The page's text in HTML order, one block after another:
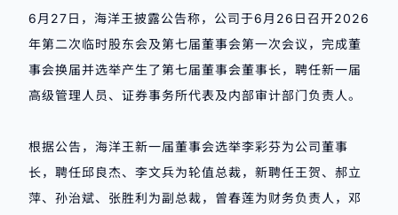
6月27日，海洋王披露公告称，公司于6月26日召开2026
年第二次临时股东会及第七届董事会第一次会议，完成董
事会换届并选举产生了第七届董事会董事长，聘任新一届
高级管理人员、证券事务所代表及内部审计部门负责人。
根据公告， 海洋王新一届董事会选举李彩芬为公司董事
长，聘任邱良杰、李文兵为轮值总裁，新聘任王贺、郝立
萍、孙治斌、张胜利为副总裁，曾春莲为财务负责人，邓